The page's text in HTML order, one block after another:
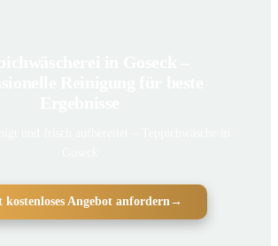
kostenloses Angebot anfordern →